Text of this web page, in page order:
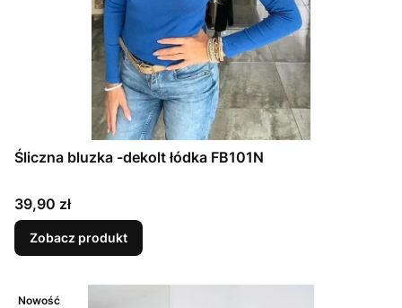
Śliczna bluzka -dekolt łódka FB101N
Cena
39,90 zł
Zobacz produkt
Nowość